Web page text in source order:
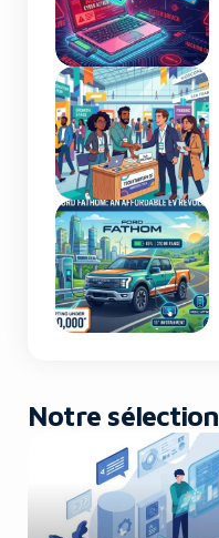
Notre sélection